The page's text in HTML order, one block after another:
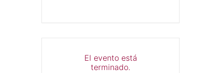
El evento está
terminado.